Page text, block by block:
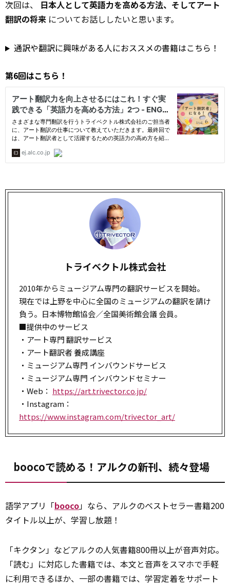
次回は、 日本人として英語力を高める方法、そしてアート
翻訳の将来 についてお話ししたいと思います。
通訳や翻訳に興味がある人におススメの書籍はこちら！
第6回はこちら！
トライベクトル株式会社
2010年からミュージアム専門の翻訳サービスを開始。
現在では上野を中心に全国のミュージアムの翻訳を請け
負う。日本博物館協会／全国美術館会議 会員。
■提供中のサービス
・アート専門 翻訳サービス
・アート翻訳者 養成講座
・ミュージアム専門 インバウンドサービス
・ミュージアム専門 インバウンドセミナー
・Web： https://art.trivector.co.jp/
・Instagram：
https://www.instagram.com/trivector_art/
boocoで読める！アルクの新刊、続々登場
語学アプリ「booco」なら、アルクのベストセラー書籍200
タイトル以上が、学習し放題！
「キクタン」などアルクの人気書籍800冊以上が音声対応。
「読む」に対応した書籍では、本文と音声をスマホで手軽
に利用できるほか、一部の書籍では、学習定着をサポート